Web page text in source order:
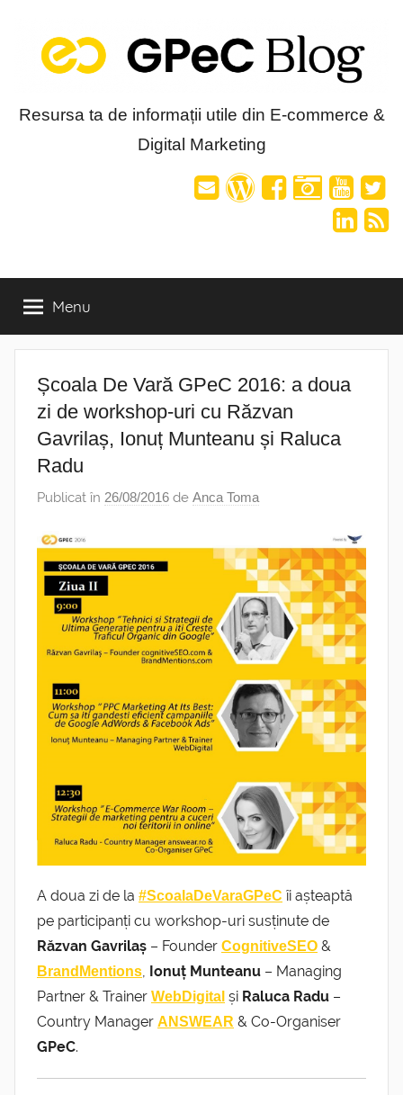
content
Blog-
Resursa ta de informații utile din E-commerce &
Digital Marketing
Menu
Școala De Vară GPeC 2016: a doua
zi de workshop-uri cu Răzvan
Gavrilaș, Ionuț Munteanu și Raluca
Radu
Publicat în 26/08/2016 de Anca Toma
A doua zi de la #ScoalaDeVaraGPeC îi așteaptă
pe participanți cu workshop-uri susținute de
Răzvan Gavrilaș – Founder CognitiveSEO &
BrandMentions Ionuț Munteanu – Managing
Partner & Trainer WebDigital și Raluca Radu –
Country Manager ANSWEAR & Co-Organiser
GPeC.